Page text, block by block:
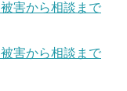
害から相談まで
害から相談まで